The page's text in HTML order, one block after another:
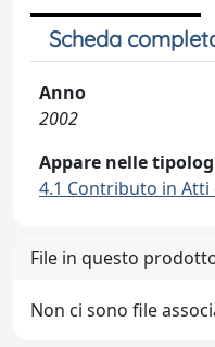
Scheda
Anno
2002
Appare nelle
4.1 Contributo in Atti
File in questo
Non ci sono file